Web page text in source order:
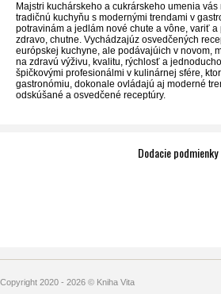
Majstri kuchárskeho a cukrárskeho umenia
tradičnú kuchyňu s modernými trendami v
potravinám a jedlám nové chute a vône, variť
zdravo, chutne. Vychádzajúz osvedčených
európskej kuchyne, ale podávajúich v novom,
na zdravú výživu, kvalitu, rýchlosť a
špičkovými profesionálmi v kulinárnej sfére,
gastronómiu, dokonale ovládajú aj moderné
odskúšané a osvedčené receptúry.
Dodacie podmienky
Copyright 2020 - 2026 © Kniha Vita